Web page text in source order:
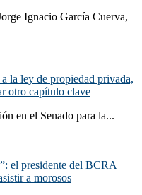
Ignacio García Cuerva,
la ley de propiedad privada,
otro capítulo clave
en el Senado para la...
el presidente del BCRA
a morosos